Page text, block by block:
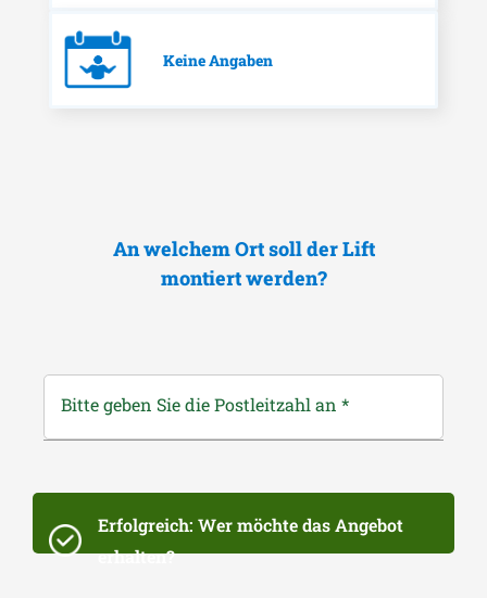
Keine Angaben
An welchem Ort soll der Lift
montiert werden?
Bitte geben Sie die Postleitzahl an *
Erfolgreich: Wer möchte das Angebot
erhalten?